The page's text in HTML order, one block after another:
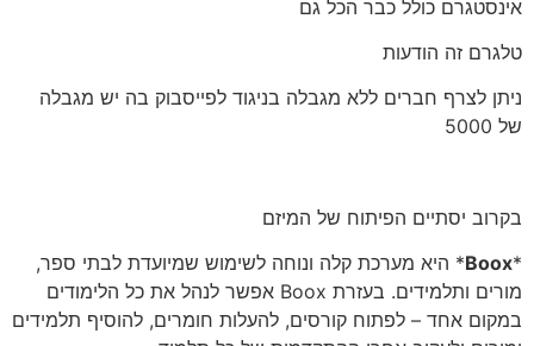
אינסטגרם כולל כבר הכל גם
טלגרם זה הודעות
ניתן לצרף חברים ללא מגבלה בניגוד לפייסבוק בה יש מגבלה
של 5000
בקרוב יסתיים הפיתוח של המיזם
*
Boox* היא מערכת קלה ונוחה לשימוש שמיועדת לבתי ספר,
מורים ותלמידים. בעזרת Boox אפשר לנהל את כל הלימודים
במקום אחד – לפתוח קורסים, להעלות חומרים, להוסיף תלמידים